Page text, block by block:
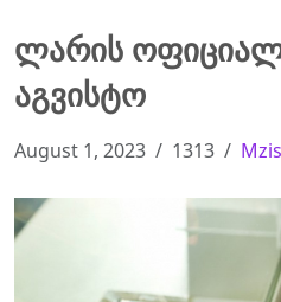
ლარის
აგვისტო
August 1, 2023 1313